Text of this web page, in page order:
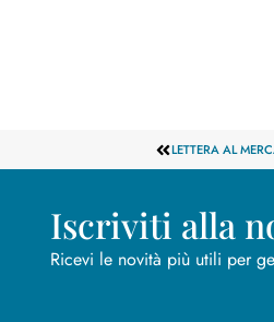
Iscriviti alla
Ricevi le novità più utili per